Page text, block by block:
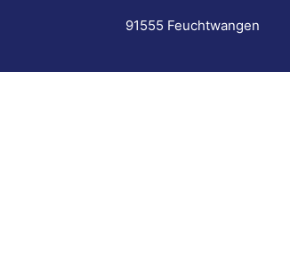
91555 Feuchtwangen